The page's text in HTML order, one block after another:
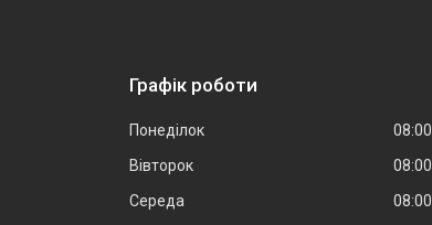
Графік роботи
Понеділок 08:00
Вівторок
08:00
Середа
08:00